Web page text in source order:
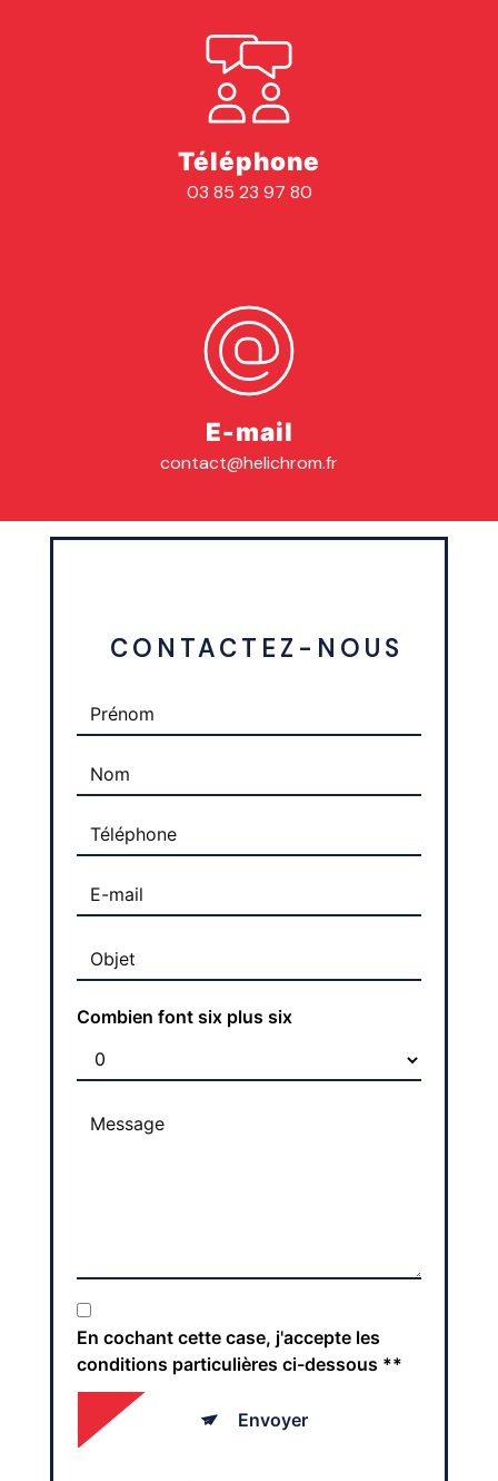
Téléphone
03 85 23 97 80
E-mail
contact@helichrom.fr
CONTACTEZ-NOUS
Combien font six plus six
En cochant cette case, j'accepte les
conditions particulières ci-dessous **
Envoyer